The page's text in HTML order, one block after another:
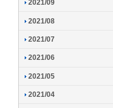
2021/09
2021/08
2021/07
2021/06
2021/05
2021/04